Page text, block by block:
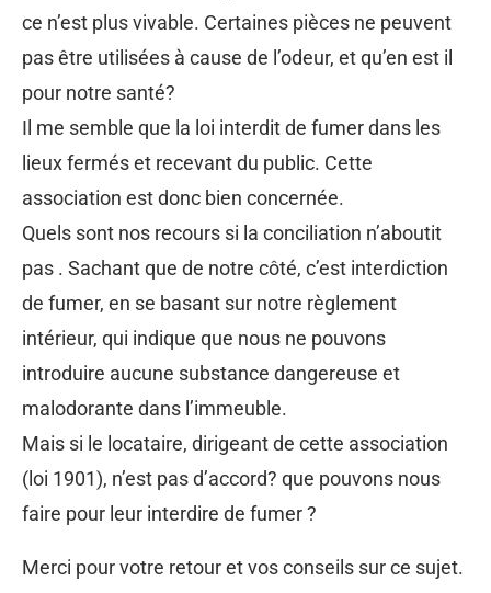
ce n’est plus vivable. Certaines pièces ne peuvent
pas être utilisées à cause de l’odeur, et qu’en est il
pour notre santé?
Il me semble que la loi interdit de fumer dans les
lieux fermés et recevant du public. Cette
association est donc bien concernée.
Quels sont nos recours si la conciliation n’aboutit
pas . Sachant que de notre côté, c’est interdiction
de fumer, en se basant sur notre règlement
intérieur, qui indique que nous ne pouvons
introduire aucune substance dangereuse et
malodorante dans l’immeuble.
Mais si le locataire, dirigeant de cette association
(loi 1901), n’est pas d’accord? que pouvons nous
faire pour leur interdire de fumer ?
Merci pour votre retour et vos conseils sur ce sujet.